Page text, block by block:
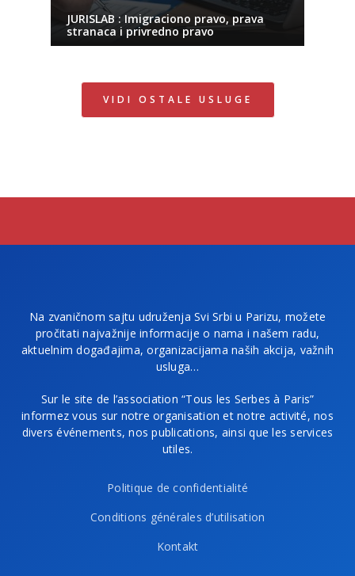
JURISLAB : Imigraciono pravo, prava
stranaca i privredno pravo
VIDI OSTALE USLUGE
Na zvaničnom sajtu udruženja Svi Srbi u Parizu, možete
pročitati najvažnije informacije o nama i našem radu,
aktuelnim događajima, organizacijama naših akcija, važnih
usluga…
Sur le site de l’association “Tous les Serbes à Paris”
informez vous sur notre organisation et notre activité, nos
divers événements, nos publications, ainsi que les services
utiles.
Politique de confidentialité
Conditions générales d’utilisation
Kontakt